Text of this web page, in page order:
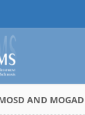
AND